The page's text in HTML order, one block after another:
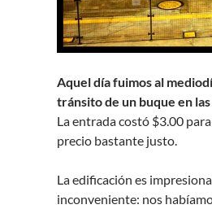
Aquel día fuimos al
tránsito de un buque en
La entrada costó $3.00
precio bastante justo.
La edificación es
inconveniente: nos